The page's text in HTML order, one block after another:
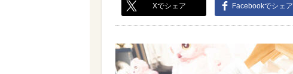
Xでシェア Facebookでシェア